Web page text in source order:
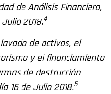
de Análisis Financiero,
2018.4
de activos, el
y el financiamiento
de destrucción
16 de Julio 2018.5